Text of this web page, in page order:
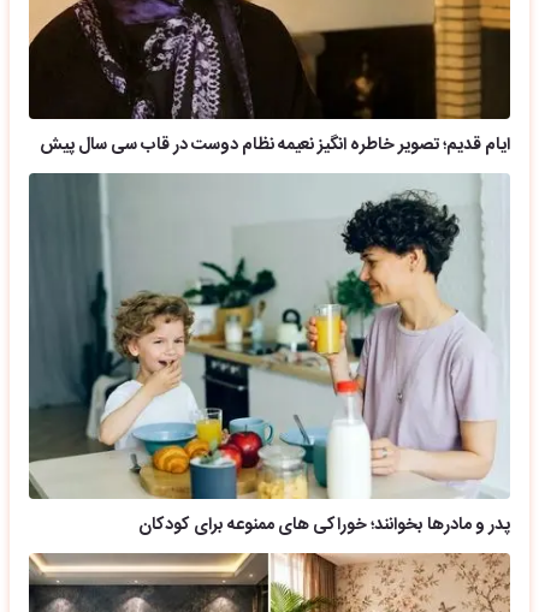
ایام قدیم؛ تصویر خاطره انگیز نعیمه نظام دوست در قاب سی سال پیش
پدر و مادرها بخوانند؛ خوراکی های ممنوعه برای کودکان